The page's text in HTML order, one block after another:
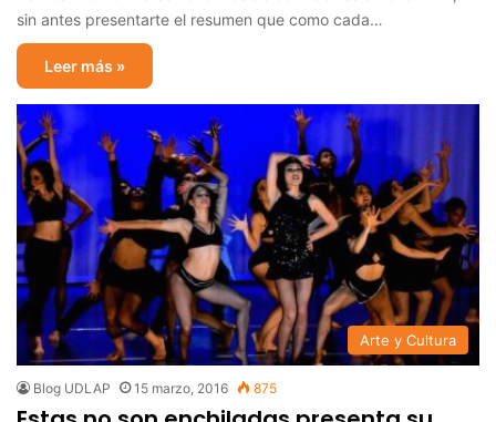
sin antes presentarte el resumen que como cada…
Leer más »
Arte y Cultura
Blog UDLAP 15 marzo, 2016 875